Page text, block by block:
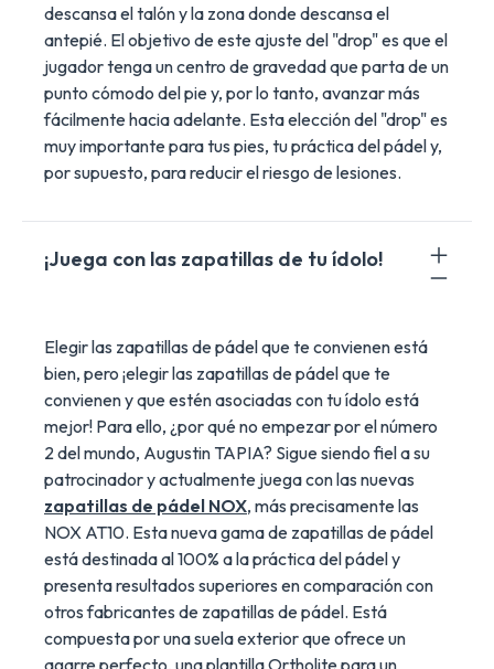
descansa el talón y la zona donde descansa el
antepié. El objetivo de este ajuste del "drop" es que el
jugador tenga un centro de gravedad que parta de un
punto cómodo del pie y, por lo tanto, avanzar más
fácilmente hacia adelante. Esta elección del "drop" es
muy importante para tus pies, tu práctica del pádel y,
por supuesto, para reducir el riesgo de lesiones.
¡Juega con las zapatillas de tu ídolo!
Elegir las zapatillas de pádel que te convienen está
bien, pero ¡elegir las zapatillas de pádel que te
convienen y que estén asociadas con tu ídolo está
mejor! Para ello, ¿por qué no empezar por el número
2 del mundo, Augustin TAPIA? Sigue siendo fiel a su
patrocinador y actualmente juega con las nuevas
zapatillas de pádel NOX, más precisamente las
NOX AT10. Esta nueva gama de zapatillas de pádel
está destinada al 100% a la práctica del pádel y
presenta resultados superiores en comparación con
otros fabricantes de zapatillas de pádel. Está
compuesta por una suela exterior que ofrece un